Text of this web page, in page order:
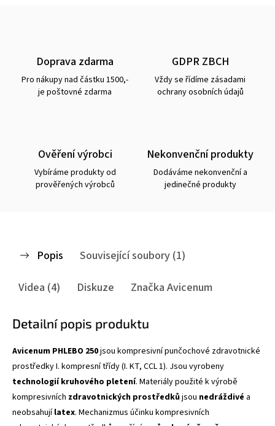
Doprava zdarma
Pro nákupy nad částku 1500,-
je poštovné zdarma
GDPR ZBCH
Vždy se řídíme zásadami
ochrany osobních údajů
Ověření výrobci
Vybíráme produkty od
prověřených výrobců
Nekonvenční produkty
Dodáváme nekonvenční a
jedinečné produkty
Popis
Související soubory (1)
Videa (4)
Diskuze ZnačkaAvicenum
Detailní popis produktu
Avicenum PHLEBO 250jsou kompresivní punčochové zdravotnické
prostředky I. kompresní třídy (I. KT, CCL 1). Jsou vyrobeny
technologií kruhového pletení. Materiály použité k výrobě
kompresivních zdravotnických prostředkůjsou nedráždivé a
neobsahujílatex. Mechanizmus účinku kompresivních